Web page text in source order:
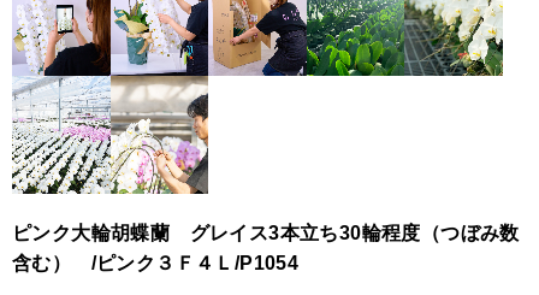
●北海道（札幌市限定）への配送について
最短で７日後から承れます。別途￥3,300の配送料金がかか
ります。
※時間指定は出来ません
【限定商品のみ配送可能地域】
中国地方、四国地方、九州地方
●中国地方、四国地方、九州地方への配送について
以下の商品限定で配送を承れます。
白大輪胡蝶蘭 3本立ち42輪程度（つぼみ数含む）
8月10日 お昼12：00以降
→ 最短お届けは8月20日（遠方21日）となります。
詳しくは、各商品ページ内に記載の「最短のお届け日」を
参考にしてください。
ご迷惑をお掛け致しますが、宜しくお願いいたします。
ピンク大輪胡蝶蘭 グレイス3本立ち30輪程度（つぼみ数
含む） /ピンク３Ｆ４Ｌ/P1054